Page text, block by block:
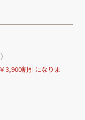
3,900割引になりま